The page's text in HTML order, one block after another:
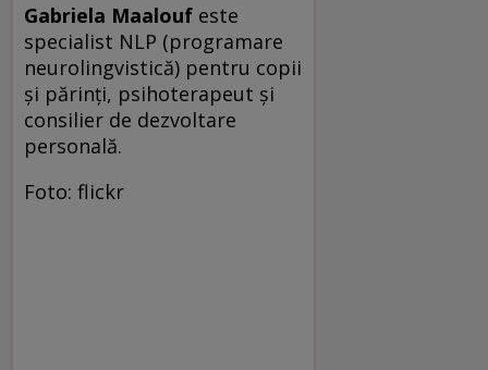
Gabriela Maalouf este
specialist NLP (programare
neurolingvistică) pentru copii
și părinți, psihoterapeut și
consilier de dezvoltare
personală.
Foto: flickr